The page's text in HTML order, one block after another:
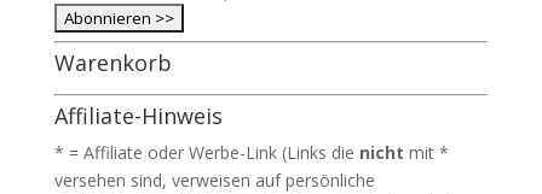
Warenkorb
Affiliate-Hinweis
* = Affiliate oder Werbe-Link (Links die nicht mit *
versehen sind, verweisen auf persönliche